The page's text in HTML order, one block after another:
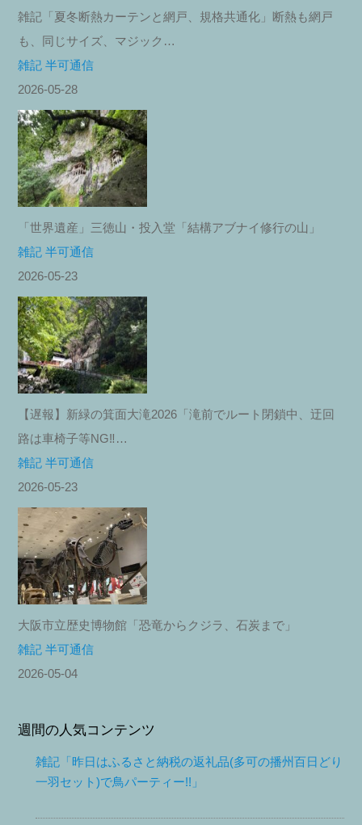
雑記「夏冬断熱カーテンと網戸、規格共通化」断熱も網戸
も、同じサイズ、マジック…
雑記 半可通信
2026-05-28
「世界遺産」三徳山・投入堂「結構アブナイ修行の山」
雑記 半可通信
2026-05-23
【遅報】新緑の箕面大滝2026「滝前でルート閉鎖中、迂回
路は車椅子等NG‼︎…
雑記 半可通信
2026-05-23
大阪市立歴史博物館「恐竜からクジラ、石炭まで」
雑記 半可通信
2026-05-04
週間の人気コンテンツ
雑記「昨日はふるさと納税の返礼品(多可の播州百日どり
一羽セット)で鳥パーティー!!」